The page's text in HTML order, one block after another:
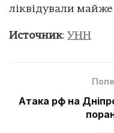
ліквідували майже
Источник: УНН
Атака рф на